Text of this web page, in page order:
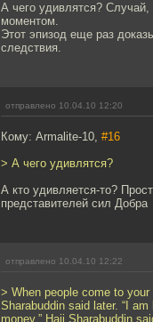
А чего удивлятся?
моментом.
Этот эпизод еще раз
следствия.
отправлено 10.04.10 12:20
Кому: Armalite-10, #16
> А чего удивлятся?
А кто удивляется-то?
представителей сил Добра
отправлено 10.04.10 12:22
> When people come to
Sharabuddin said later. “I
money,” Haji Sharabuddin